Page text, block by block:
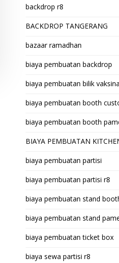
backdrop r8
BACKDROP TANGERANG
bazaar ramadhan
biaya pembuatan backdrop
biaya pembuatan bilik
biaya pembuatan booth
biaya pembuatan booth
BIAYA PEMBUATAN
biaya pembuatan partisi
biaya pembuatan partisi r8
biaya pembuatan stand
biaya pembuatan stand
biaya pembuatan ticket box
biaya sewa partisi r8